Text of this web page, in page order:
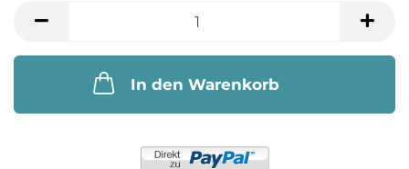
In den Warenkorb